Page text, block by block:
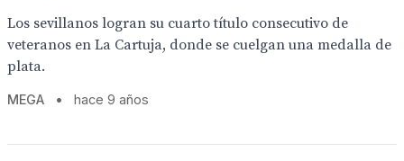
Los sevillanos logran su cuarto título consecutivo de
veteranos en La Cartuja, donde se cuelgan una medalla de
plata.
MEGA • hace 9 años